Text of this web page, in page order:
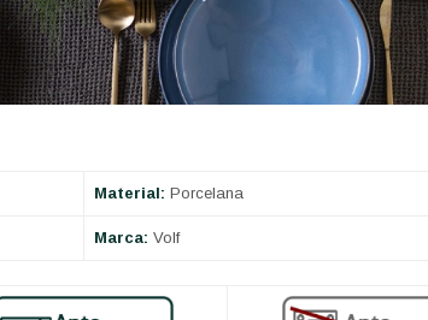
Material: Porcelana
Marca: Volf